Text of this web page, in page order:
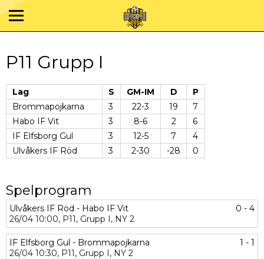
P11 Grupp I
Lag S GM-IM D
P
Brommapojkarna
3 22-3 19
7
Habo IF Vit
3 8-6 2
6
IF Elfsborg Gul
3 12-5 7
4
Ulvåkers IF Röd
3 2-30 -28 0
Spelprogram
Ulvåkers IF Röd - Habo IF Vit
0 - 4
26/04 10:00, P11, Grupp I, NY 2
IF Elfsborg Gul - Brommapojkarna
1 - 1
26/04 10:30, P11, Grupp I, NY 2